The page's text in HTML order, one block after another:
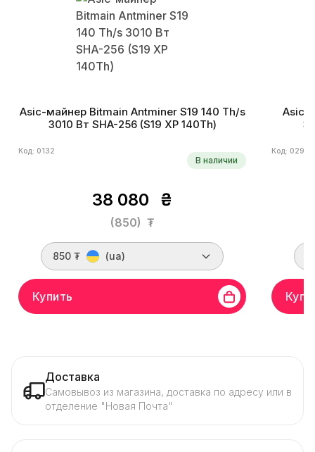
Asic-майнер Bitmain Antminer S19 140 Th/s
3010 Вт SHA-256 (S19 XP 140Th)
Код: 0132
В наличии
38 080 ₴
(850) ₮
850 ₮ (ua)
Купить
Asic-
Код: 0290
Доставка
Самовывоз из магазина, доставка по адресу или в
отделение "Новая Почта"